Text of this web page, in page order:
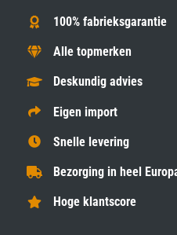
100% fabrieksgarantie
Alle topmerken
Deskundig advies
Eigen import
Snelle levering
Bezorging in heel
Hoge klantscore